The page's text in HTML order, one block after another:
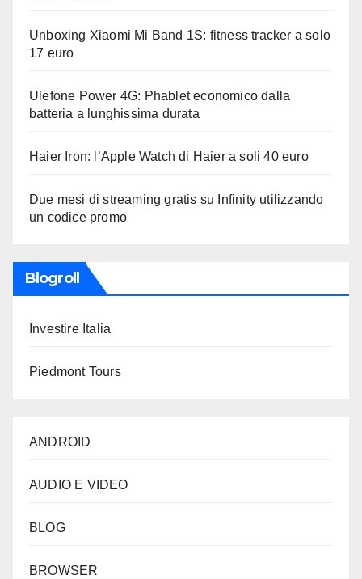
Unboxing Xiaomi Mi Band 1S: fitness tracker a solo
17 euro
Ulefone Power 4G: Phablet economico dalla
batteria a lunghissima durata
Haier Iron: l’Apple Watch di Haier a soli 40 euro
Due mesi di streaming gratis su Infinity utilizzando
un codice promo
Blogroll
Investire Italia
Piedmont Tours
ANDROID
AUDIO E VIDEO
BLOG
BROWSER